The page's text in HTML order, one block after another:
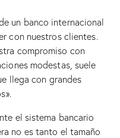
un banco internacional
con nuestros clientes.
compromiso con
modestas, suele
llega con grandes
el sistema bancario
no es tanto el tamaño